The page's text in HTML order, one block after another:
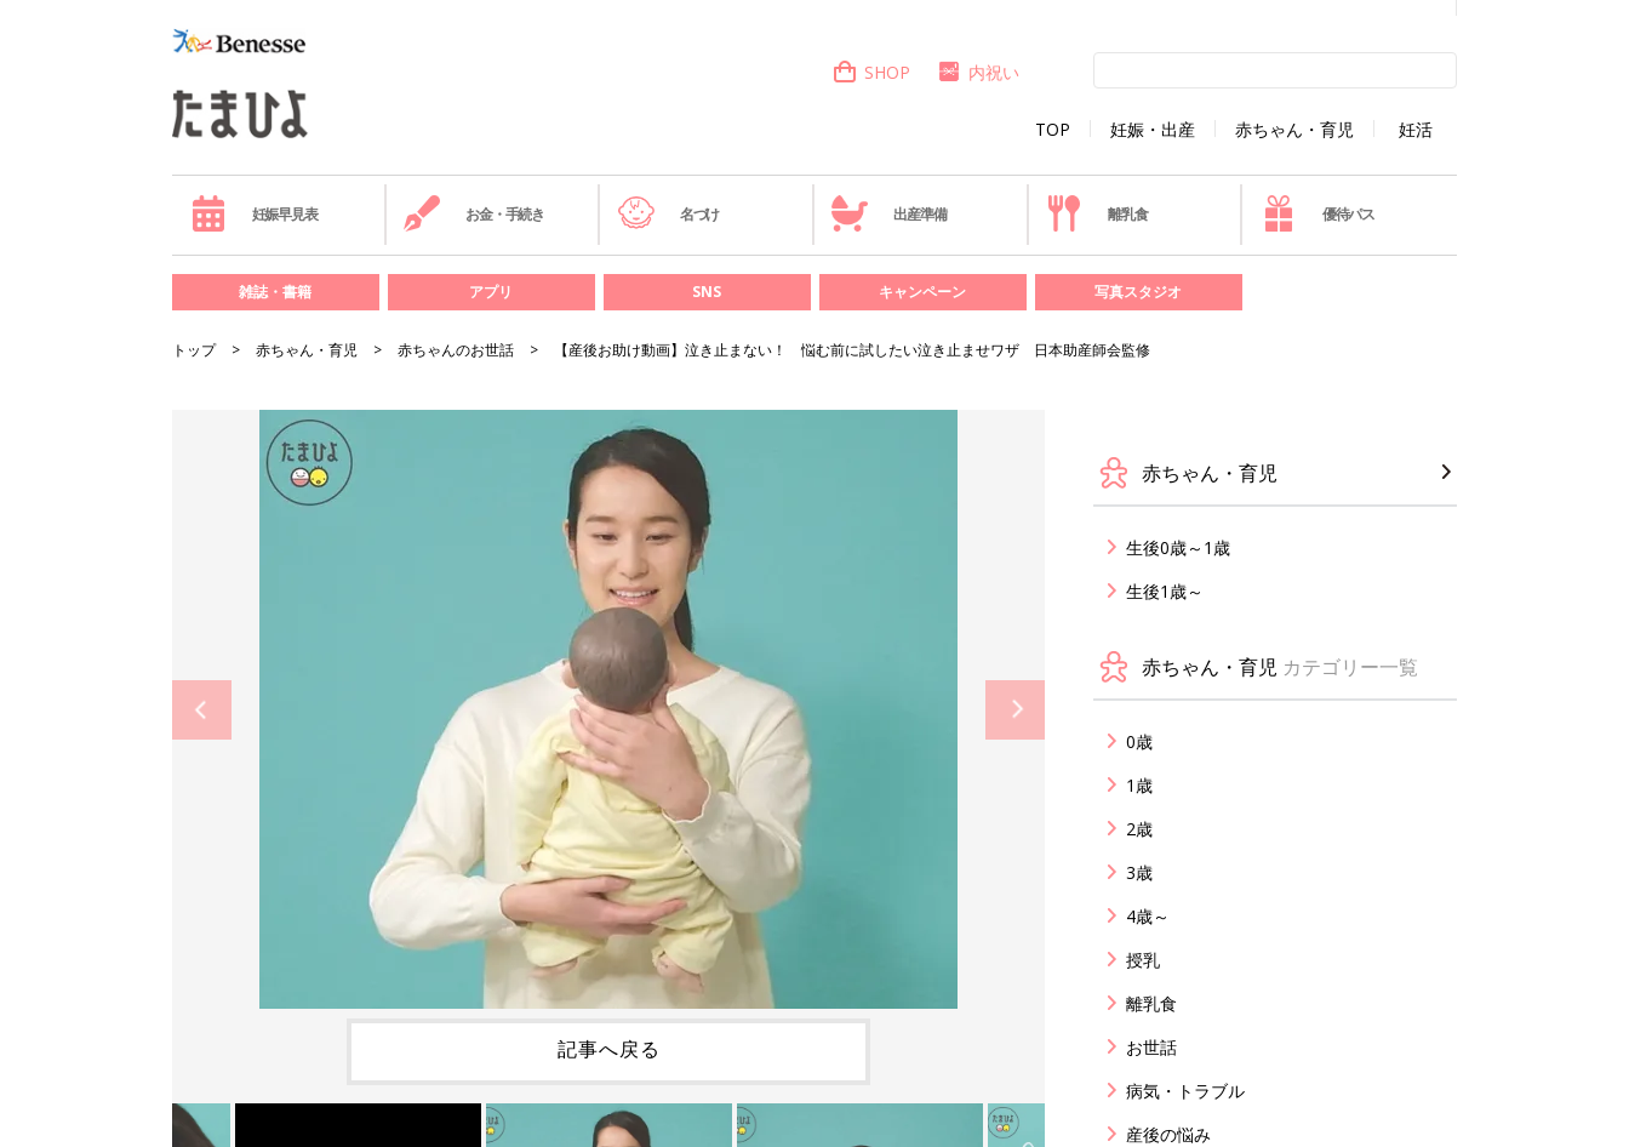
TOP 妊娠・出産 赤ちゃん・育児 妊活
SHOP 内祝い
妊娠早見表 お金・手続き 名づけ 出産準備 離乳食 優待パス
雑誌・書籍 アプリ SNS キャンペーン 写真スタジオ
トップ 赤ちゃん・育児 赤ちゃんのお世話 【産後お助け動画】泣き止まない！ 悩む前に試したい泣き止ませワザ 日本助産師会監修
記事へ戻る
赤ちゃん・育児
生後0歳～1歳
生後1歳～
赤ちゃん・育児 カテゴリー一覧
0歳
1歳
2歳
3歳
4歳～
授乳
離乳食
お世話
病気・トラブル
産後の悩み